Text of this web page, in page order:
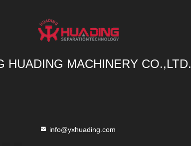
HUADING MACHINERY CO.,LTD.
info@yxhuading.com